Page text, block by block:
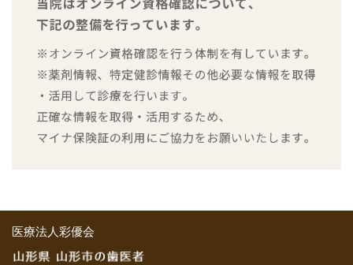
医療法人彩優会